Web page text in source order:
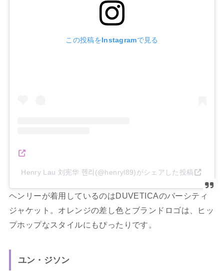
この投稿をInstagramで見る
Henry Lau 刘宪华 헨리(@henryl89)がシェアした投稿
ヘンリーが着用しているのはDUVETICAのバーシティ
ジャケット。オレンジの差し色とブランドロゴは、ヒッ
プホップなスタイルにもぴったりです。
ユン・ジソン